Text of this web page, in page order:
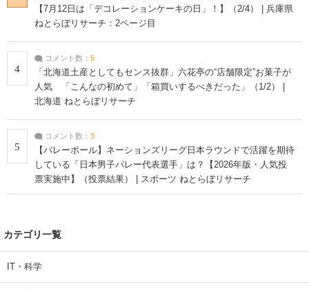
【7月12日は「デコレーションケーキの日」！】（2/4） | 兵庫県
ねとらぼリサーチ：2ページ目
4
コメント数： 5
「北海道土産としてもセンス抜群」六花亭の“店舗限定”お菓子が
人気 「こんなの初めて」「箱買いするべきだった」（1/2） |
北海道 ねとらぼリサーチ
5
コメント数： 3
【バレーボール】ネーションズリーグ日本ラウンドで活躍を期待
している「日本男子バレー代表選手」は？【2026年版・人気投
票実施中】（投票結果） | スポーツ ねとらぼリサーチ
カテゴリ一覧
IT・科学